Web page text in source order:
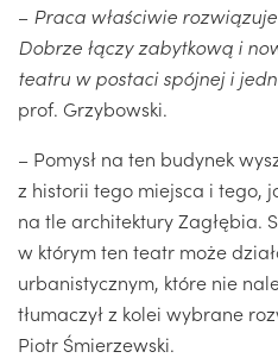
– Praca właściwie
Dobrze łączy zabytkową i
teatru w postaci spójnej i
prof. Grzybowski.
– Pomysł na ten budynek
z historii tego miejsca i tego,
na tle architektury Zagłębia.
w którym ten teatr może
urbanistycznym, które nie
tłumaczył z kolei wybrane
Piotr Śmierzewski.